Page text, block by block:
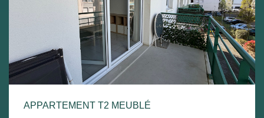
APPARTEMENT T2 MEUBLÉ